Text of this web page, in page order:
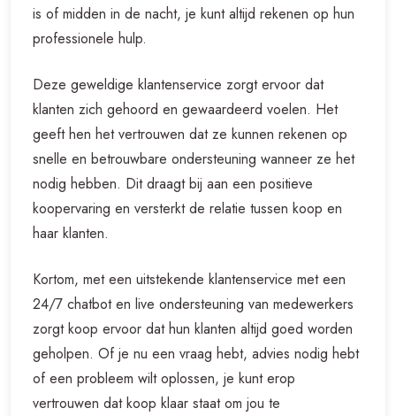
is of midden in de nacht, je kunt altijd rekenen op hun
professionele hulp.
Deze geweldige klantenservice zorgt ervoor dat
klanten zich gehoord en gewaardeerd voelen. Het
geeft hen het vertrouwen dat ze kunnen rekenen op
snelle en betrouwbare ondersteuning wanneer ze het
nodig hebben. Dit draagt bij aan een positieve
koopervaring en versterkt de relatie tussen koop en
haar klanten.
Kortom, met een uitstekende klantenservice met een
24/7 chatbot en live ondersteuning van medewerkers
zorgt koop ervoor dat hun klanten altijd goed worden
geholpen. Of je nu een vraag hebt, advies nodig hebt
of een probleem wilt oplossen, je kunt erop
vertrouwen dat koop klaar staat om jou te